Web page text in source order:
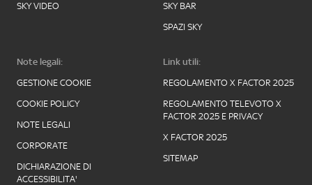
SKY VIDEO
SKY BAR
SPAZI SKY
Note legali:
GESTIONE COOKIE
COOKIE POLICY
NOTE LEGALI
CORPORATE
DICHIARAZIONE DI
ACCESSIBILITA'
Link utili:
REGOLAMENTO X FACTOR 2025
REGOLAMENTO TELEVOTO X
FACTOR 2025 E PRIVACY
X FACTOR 2025
SITEMAP